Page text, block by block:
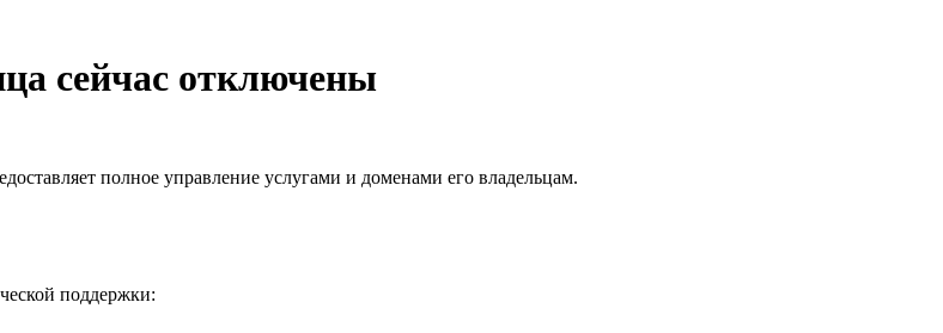
сейчас отключены
полное управление услугами и доменами его владельцам.
поддержки: